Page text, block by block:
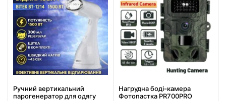
Ручний вертикальний
парогенератор для одягу
Нагрудна боді-камера
Фотопастка PR700PRO